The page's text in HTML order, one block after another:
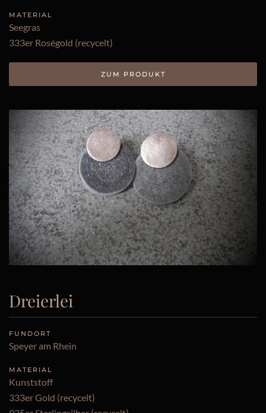
MATERIAL
Seegras
333er Roségold (recycelt)
ZUM PRODUKT
Dreierlei
FUNDORT
Speyer am Rhein
MATERIAL
Kunststoff
333er Gold (recycelt)